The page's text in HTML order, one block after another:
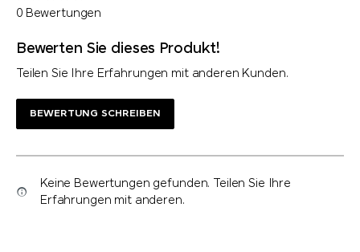
0 Bewertungen
Bewerten Sie dieses Produkt!
Teilen Sie Ihre Erfahrungen mit anderen Kunden.
BEWERTUNG SCHREIBEN
Keine Bewertungen gefunden. Teilen Sie Ihre
Erfahrungen mit anderen.